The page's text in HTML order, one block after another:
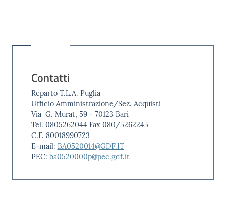
Contatti
Reparto T.L.A. Puglia
Ufficio Amministrazione/Sez. Acquisti
Via G. Murat, 59 - 70123 Bari
Tel. 0805262044 Fax 080/5262245
C.F. 80018990723
E-mail: BA0520014@GDF.IT
PEC: ba0520000p@pec.gdf.it